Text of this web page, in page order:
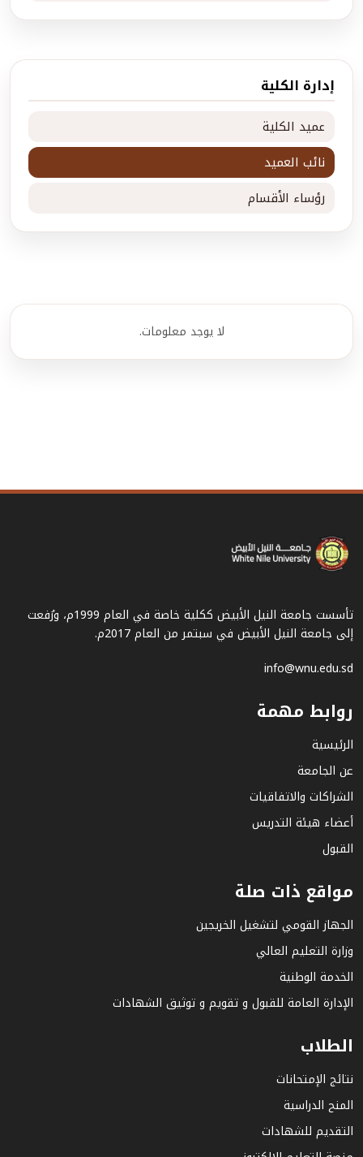
إدارة الكلية
عميد الكلية
نائب العميد
رؤساء الأقسام
لا يوجد معلومات.
تأسست جامعة النيل الأبيض ككلية خاصة في العام 1999م، ورُفعت
إلى جامعة النيل الأبيض في سبتمر من العام 2017م.
info@wnu.edu.sd
روابط مهمة
الرئيسية
عن الجامعة
الشراكات والاتفاقيات
أعضاء هيئة التدريس
القبول
مواقع ذات صلة
الجهاز القومي لتشغيل الخريجين
وزارة التعليم العالي
الخدمة الوطنية
الإدارة العامة للقبول و تقويم و توثيق الشهادات
الطلاب
نتائج الإمتحانات
المنح الدراسية
التقديم للشهادات